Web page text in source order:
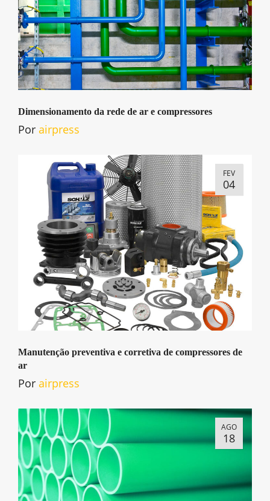
Dimensionamento da rede de ar e compressores
Por airpress
FEV
04
Manutenção preventiva e corretiva de compressores de
ar
Por airpress
AGO
18